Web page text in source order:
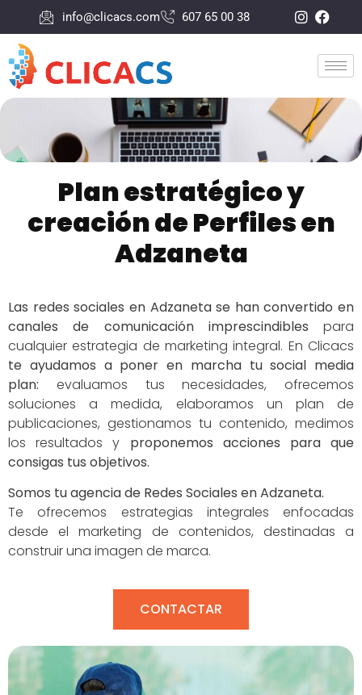
info@clicacs.com 607 65 00 38
Plan estratégico y
creación de Perfiles en
Adzaneta
Las redes sociales en Adzaneta se han convertido en
canales de comunicación imprescindibles para
cualquier estrategia de marketing integral. En Clicacs
te ayudamos a poner en marcha tu social media
plan: evaluamos tus necesidades, ofrecemos
soluciones a medida, elaboramos un plan de
publicaciones, gestionamos tu contenido, medimos
los resultados y proponemos acciones para que
consigas tus objetivos.
Somos tu agencia de Redes Sociales en Adzaneta.
Te ofrecemos estrategias integrales enfocadas
desde el marketing de contenidos, destinadas a
construir una imagen de marca.
CONTACTAR